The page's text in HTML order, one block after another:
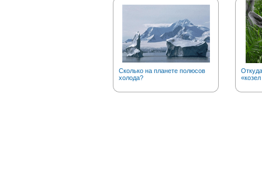
Сколько на планете полюсов
холода?